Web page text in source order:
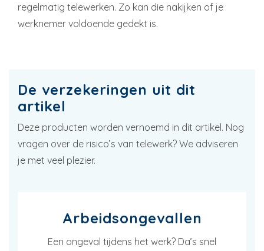
regelmatig telewerken. Zo kan die nakijken of je
werknemer voldoende gedekt is.
De verzekeringen uit dit
artikel
Deze producten worden vernoemd in dit artikel. Nog
vragen over de risico’s van telewerk? We adviseren
je met veel plezier.
Arbeidsongevallen
Een ongeval tijdens het werk? Da’s snel